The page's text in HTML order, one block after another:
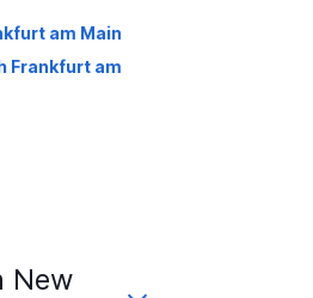
am Main
Frankfurt am
New